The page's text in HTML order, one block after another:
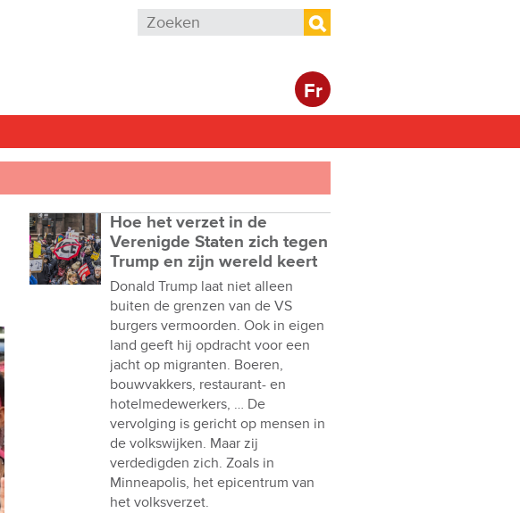
Zoekveld
Zoeken
Fr
Hoe het verzet in de
Verenigde Staten zich tegen
Trump en zijn wereld keert
Donald Trump laat niet alleen
buiten de grenzen van de VS
burgers vermoorden. Ook in eigen
land geeft hij opdracht voor een
jacht op migranten. Boeren,
bouwvakkers, restaurant- en
hotelmedewerkers, … De
vervolging is gericht op mensen in
de volkswijken. Maar zij
verdedigden zich. Zoals in
Minneapolis, het epicentrum van
het volksverzet.